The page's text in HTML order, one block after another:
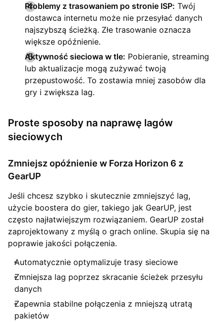
Problemy z trasowaniem po stronie ISP: Twój
dostawca internetu może nie przesyłać danych
najszybszą ścieżką. Złe trasowanie oznacza
większe opóźnienie.
Aktywność sieciowa w tle: Pobieranie, streaming
lub aktualizacje mogą zużywać twoją
przepustowość. To zostawia mniej zasobów dla
gry i zwiększa lag.
Proste sposoby na naprawę lagów
sieciowych
Zmniejsz opóźnienie w Forza Horizon 6 z
GearUP
Jeśli chcesz szybko i skutecznie zmniejszyć lag,
użycie boostera do gier, takiego jak GearUP, jest
często najłatwiejszym rozwiązaniem. GearUP został
zaprojektowany z myślą o grach online. Skupia się na
poprawie jakości połączenia.
Automatycznie optymalizuje trasy sieciowe
Zmniejsza lag poprzez skracanie ścieżek przesyłu
danych
Zapewnia stabilne połączenia z mniejszą utratą
pakietów